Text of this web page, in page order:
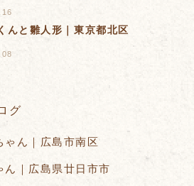
んと雛人形｜東京都北区
グ
ゃん｜広島市南区
｜広島県廿日市市